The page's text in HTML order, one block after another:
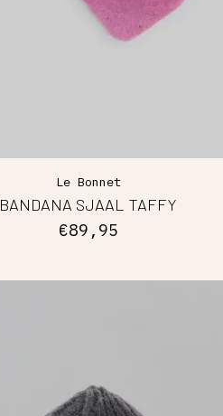
Le Bonnet
BANDANA SJAAL TAFFY
€89,95